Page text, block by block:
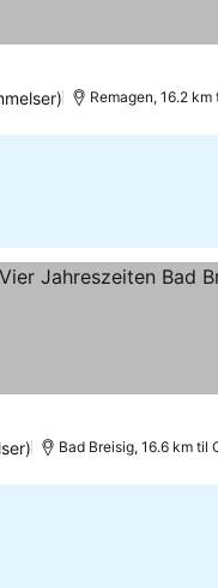
Remagen, 16.2
Bad Breisig, 16.6 km til